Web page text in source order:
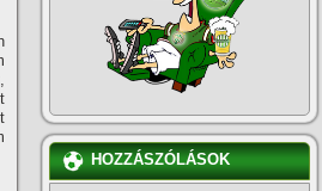
HOZZÁSZÓLÁSOK